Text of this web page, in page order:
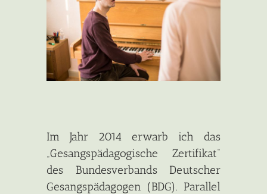
Im Jahr 2014 erwarb ich das
„Gesangspädagogische Zertifikat“
des Bundesverbands Deutscher
Gesangspädagogen (BDG). Parallel